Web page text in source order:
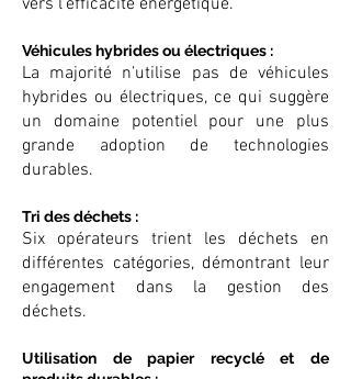
vers l'efficacité énergétique.
Véhicules hybrides ou électriques :
La majorité n’utilise pas de véhicules
hybrides ou électriques, ce qui suggère
un domaine potentiel pour une plus
grande adoption de technologies
durables.
Tri des déchets :
Six opérateurs trient les déchets en
différentes catégories, démontrant leur
engagement dans la gestion des
déchets.
Utilisation de papier recyclé et de